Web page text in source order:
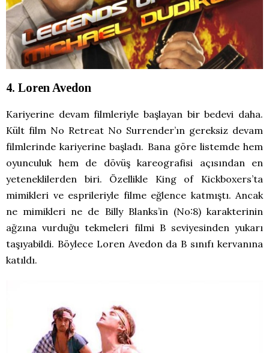
4. Loren Avedon
Kariyerine devam filmleriyle başlayan bir bedevi daha.
Kült film No Retreat No Surrender’ın gereksiz devam
filmlerinde kariyerine başladı. Bana göre listemde hem
oyunculuk hem de dövüş kareografisi açısından en
yeteneklilerden biri. Özellikle King of Kickboxers’ta
mimikleri ve esprileriyle filme eğlence katmıştı. Ancak
ne mimikleri ne de Billy Blanks’in (No:8) karakterinin
ağzına vurduğu tekmeleri filmi B seviyesinden yukarı
taşıyabildi. Böylece Loren Avedon da B sınıfı kervanına
katıldı.